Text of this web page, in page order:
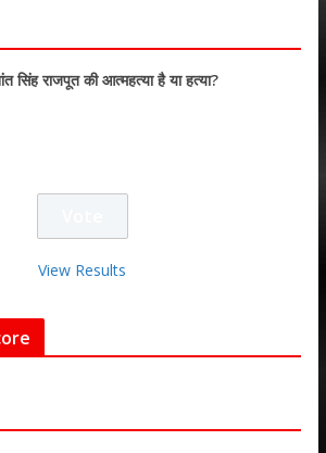
सिंह राजपूत की आत्महत्या है या हत्या?
View Results